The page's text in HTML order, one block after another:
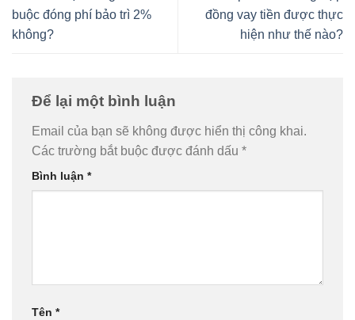
buộc đóng phí bảo trì 2%
không?
đồng vay tiền được thực
hiện như thế nào?
Để lại một bình luận
Email của bạn sẽ không được hiển thị công khai.
Các trường bắt buộc được đánh dấu *
Bình luận *
Tên *